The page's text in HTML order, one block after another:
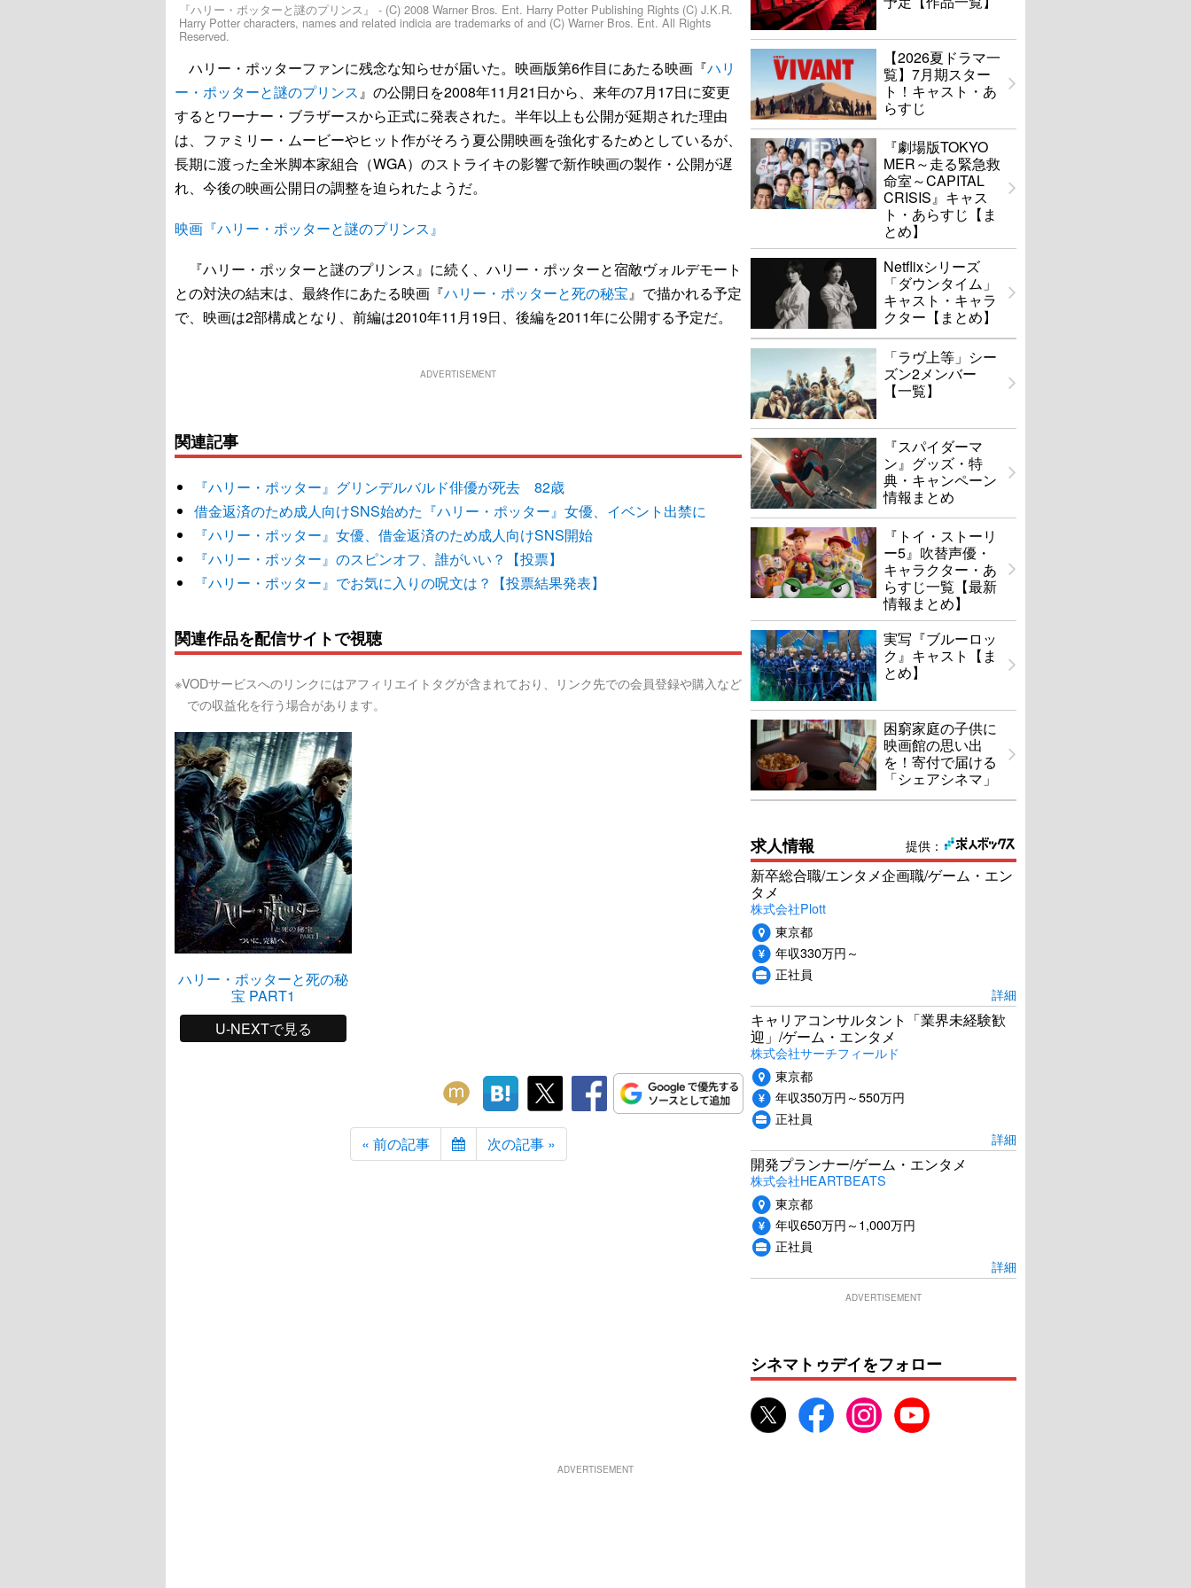
『ハリー・ポッターと謎のプリンス』 - (C) 2008 Warner Bros. Ent. Harry Potter Publishing Rights (C) J.K.R.
Harry Potter characters, names and related indicia are trademarks of and (C) Warner Bros. Ent. All Rights
Reserved.
ハリー・ポッターファンに残念な知らせが届いた。映画版第6作目にあたる映画『ハリ
ー・ポッターと謎のプリンス』の公開日を2008年11月21日から、来年の7月17日に変更
するとワーナー・ブラザースから正式に発表された。半年以上も公開が延期された理由
は、ファミリー・ムービーやヒット作がそろう夏公開映画を強化するためとしているが、
長期に渡った全米脚本家組合（WGA）のストライキの影響で新作映画の製作・公開が遅
れ、今後の映画公開日の調整を迫られたようだ。
映画『ハリー・ポッターと謎のプリンス』
『ハリー・ポッターと謎のプリンス』に続く、ハリー・ポッターと宿敵ヴォルデモート
との対決の結末は、最終作にあたる映画『ハリー・ポッターと死の秘宝』で描かれる予定
で、映画は2部構成となり、前編は2010年11月19日、後編を2011年に公開する予定だ。
ADVERTISEMENT
関連記事
『ハリー・ポッター』グリンデルバルド俳優が死去 82歳
借金返済のため成人向けSNS始めた『ハリー・ポッター』女優、イベント出禁に
『ハリー・ポッター』女優、借金返済のため成人向けSNS開始
『ハリー・ポッター』のスピンオフ、誰がいい？【投票】
『ハリー・ポッター』でお気に入りの呪文は？【投票結果発表】
関連作品を配信サイトで視聴
※VODサービスへのリンクにはアフィリエイトタグが含まれており、リンク先での会員登録や購入など
での収益化を行う場合があります。
ハリー・ポッターと死の秘
宝 PART1
U-NEXTで見る
« 前の記事 次の記事 »
【2026夏ドラマ一
覧】7月期スター
ト！キャスト・あ
らすじ
『劇場版TOKYO
MER～走る緊急救
命室～CAPITAL
CRISIS』キャス
ト・あらすじ【ま
とめ】
Netflixシリーズ
「ダウンタイム」
キャスト・キャラ
クター【まとめ】
「ラヴ上等」シー
ズン2メンバー
【一覧】
『スパイダーマ
ン』グッズ・特
典・キャンペーン
情報まとめ
『トイ・ストーリ
ー5』吹替声優・
キャラクター・あ
らすじ一覧【最新
情報まとめ】
実写『ブルーロッ
ク』キャスト【ま
とめ】
困窮家庭の子供に
映画館の思い出
を！寄付で届ける
「シェアシネマ」
提供：
求人情報
新卒総合職/エンタメ企画職/ゲーム・エン
タメ
株式会社Plott
東京都
年収330万円～
正社員
詳細
キャリアコンサルタント「業界未経験歓
迎」/ゲーム・エンタメ
株式会社サーチフィールド
東京都
年収350万円～550万円
正社員
詳細
開発プランナー/ゲーム・エンタメ
株式会社HEARTBEATS
東京都
年収650万円～1,000万円
正社員
詳細
ADVERTISEMENT
シネマトゥデイをフォロー
ADVERTISEMENT